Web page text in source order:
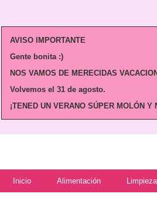
AVISO IMPORTANTE
Gente bonita :)
NOS VAMOS DE MERECIDAS
Volvemos el 31 de agosto.
¡TENED UN VERANO SÚPER MOLÓN Y
Inicio Alimentación